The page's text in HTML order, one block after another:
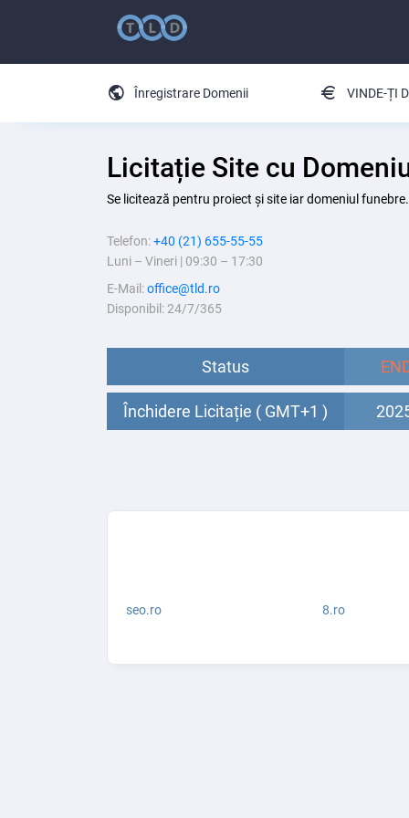
Înregistrare Domenii VINDE-ȚI
Licitație Site cu
Se licitează pentru proiect și site iar domeniul
Telefon:+40 (21) 655-55-55
Luni – Vineri | 09:30 – 17:30
E-Mail:office@tld.ro
Disponibil: 24/7/365
Status
Închidere Licitație ( GMT+1 )
seo.ro 8.ro